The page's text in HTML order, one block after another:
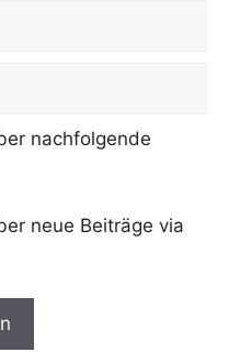
nachfolgende
neue Beiträge via